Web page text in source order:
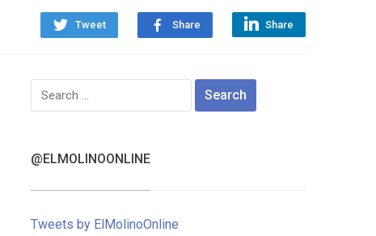
Tweet Share Share
Search
for:
@ELMOLINOONLINE
Tweets by ElMolinoOnline